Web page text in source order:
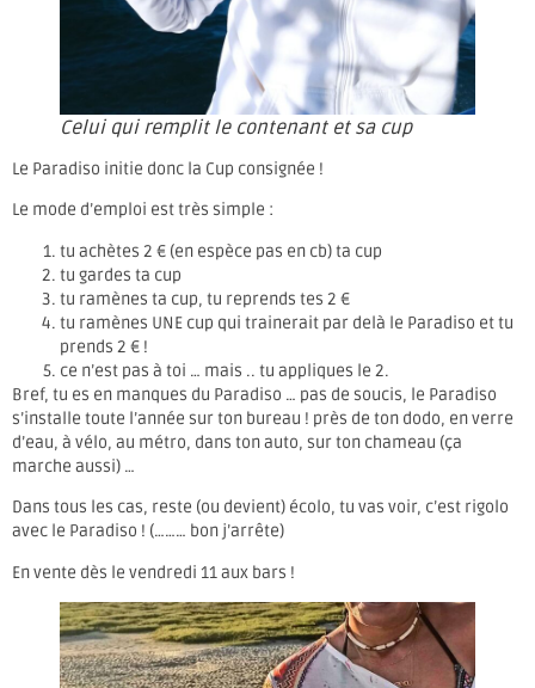
Celui qui remplit le contenant et sa cup
Le Paradiso initie donc la Cup consignée !
Le mode d’emploi est très simple :
tu achètes 2 € (en espèce pas en cb) ta cup
tu gardes ta cup
tu ramènes ta cup, tu reprends tes 2 €
tu ramènes UNE cup qui trainerait par delà le Paradiso et tu
prends 2 € !
ce n’est pas à toi … mais .. tu appliques le 2.
Bref, tu es en manques du Paradiso … pas de soucis, le Paradiso
s’installe toute l’année sur ton bureau ! près de ton dodo, en verre
d’eau, à vélo, au métro, dans ton auto, sur ton chameau (ça
marche aussi) …
Dans tous les cas, reste (ou devient) écolo, tu vas voir, c’est rigolo
avec le Paradiso ! (……… bon j’arrête)
En vente dès le vendredi 11 aux bars !